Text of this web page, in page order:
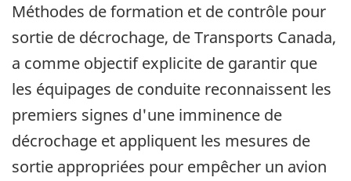
Méthodes de formation et de contrôle pour
sortie de décrochage, de Transports Canada,
a comme objectif explicite de garantir que
les équipages de conduite reconnaissent les
premiers signes d'une imminence de
décrochage et appliquent les mesures de
sortie appropriées pour empêcher un avion